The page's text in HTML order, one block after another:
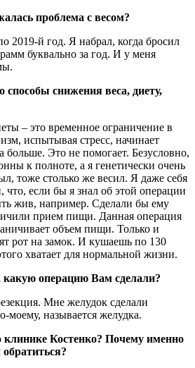
проблема с весом?
2019-й год. Я набрал, когда бросил
буквально за год. И у меня
способы снижения веса, диету,
– это временное ограничение в
испытывая стресс, начинает
больше. Это не помогает. Безусловно,
к полноте, а я генетически очень
тоже столько же весил. Я даже себя
если бы я знал об этой операции
жив, например. Сделали бы ему
прием пищи. Данная операция
объем пищи. Только и
рот на замок. И кушаешь по 130
хватает для нормальной жизни.
операцию Вам сделали?
Мне желудок сделали
моему, называется желудка.
клинике Костенко? Почему именно